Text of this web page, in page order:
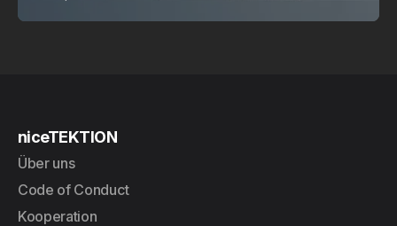
niceTEKTION
Über uns
Code of Conduct
Kooperation